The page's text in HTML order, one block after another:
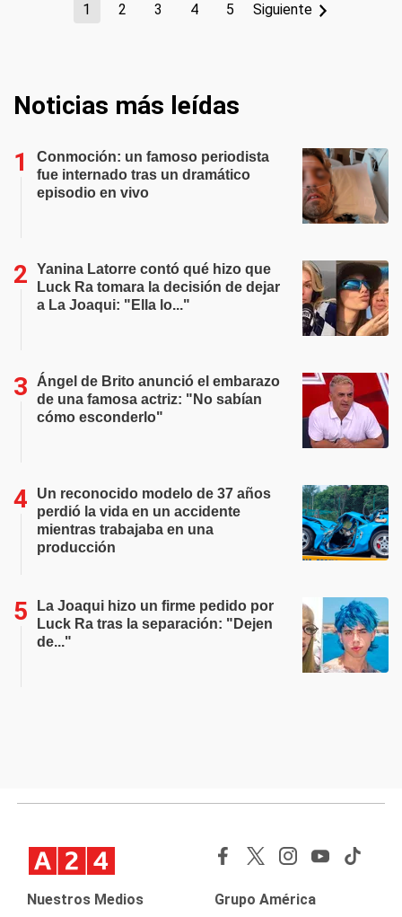
1 2 3 4 5 Siguiente
Noticias más leídas
Conmoción: un famoso periodista
fue internado tras un dramático
episodio en vivo
Yanina Latorre contó qué hizo que
Luck Ra tomara la decisión de dejar
a La Joaqui: "Ella lo..."
Ángel de Brito anunció el embarazo
de una famosa actriz: "No sabían
cómo esconderlo"
Un reconocido modelo de 37 años
perdió la vida en un accidente
mientras trabajaba en una
producción
La Joaqui hizo un firme pedido por
Luck Ra tras la separación: "Dejen
de..."
Nuestros Medios Grupo América